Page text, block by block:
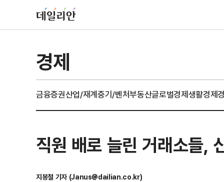
경제
금융증권산업/재계중기/벤처부동산글로벌경제생활경제
직원 배로 늘린 거래소들,
지봉철 기자 (Janus@dailian.co.kr)